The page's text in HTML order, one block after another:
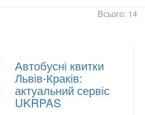
Всього: 14
Автобусні квитки
Львів-Краків:
актуальний сервіс
UKRPAS